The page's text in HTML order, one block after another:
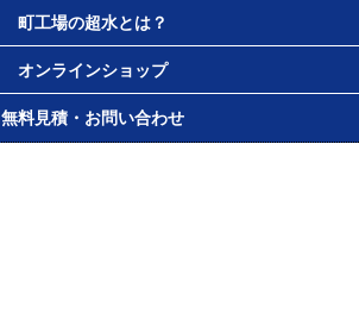
町工場の超水とは？
オンラインショップ
無料見積・お問い合わせ